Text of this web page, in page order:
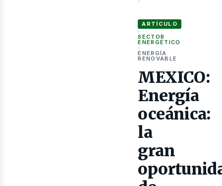
ARTÍCULO
›
SECTOR
ENERGÉTICO
›
ENERGÍA
RENOVABLE
MEXICO:
Energía
oceánica:
la
gran